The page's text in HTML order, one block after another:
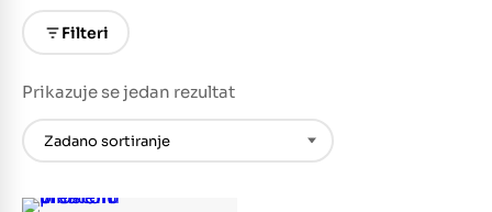
Filteri
Prikazuje se jedan rezultat